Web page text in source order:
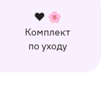
Комплект
по уходу
❤️ 🌸